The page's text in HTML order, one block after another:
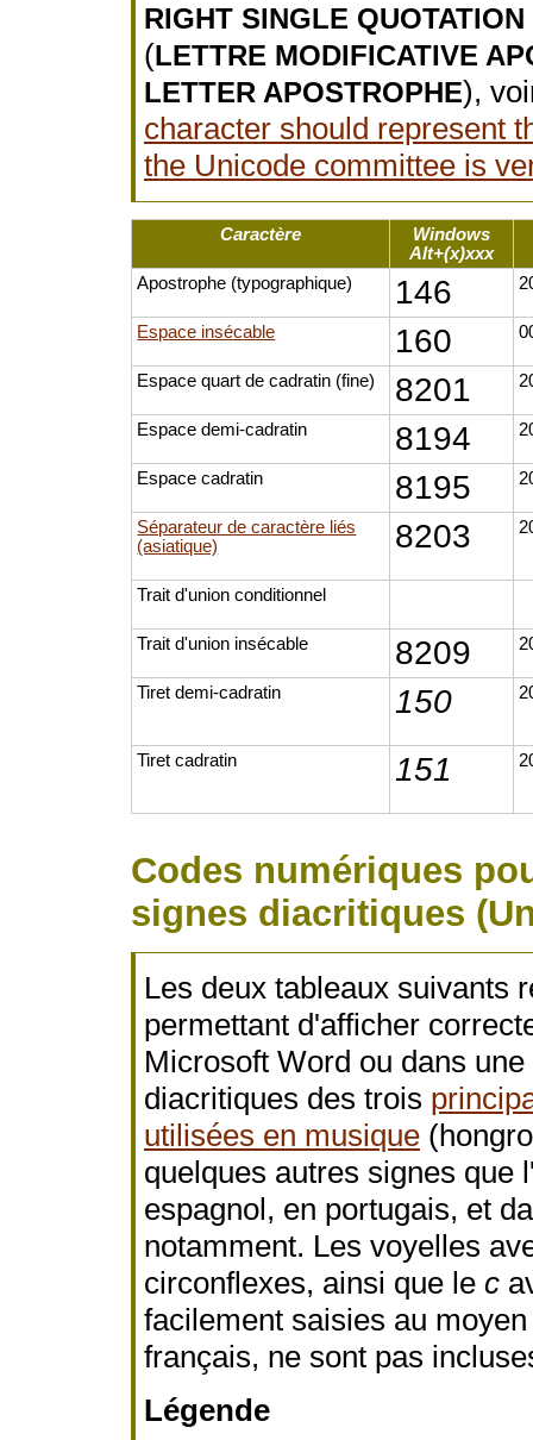
RIGHT SINGLE
(LETTRE MODIFICATIVE
LETTER APOSTROPHE),
character should represent
the Unicode committee is
Caractère
Windows
Alt+(x)xxx
Apostrophe (typographique)
146
Espace insécable 160
Espace quart de cadratin (fine) 8201
Espace demi-cadratin 8194
Espace cadratin 8195
Séparateur de caractère liés
(asiatique)
8203
Trait d'union conditionnel
Trait d'union insécable 8209
Tiret demi-cadratin 150
Tiret cadratin 151
Codes numériques
signes diacritiques
Les deux tableaux suivants
permettant d'afficher
Microsoft Word ou dans
diacritiques des trois
utilisées en musique
quelques autres signes que
espagnol, en portugais, et
notamment. Les voyelles
circonflexes, ainsi que le c
facilement saisies au
français, ne sont pas
Légende